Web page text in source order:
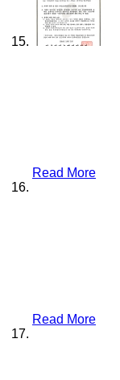
Read More
Read More